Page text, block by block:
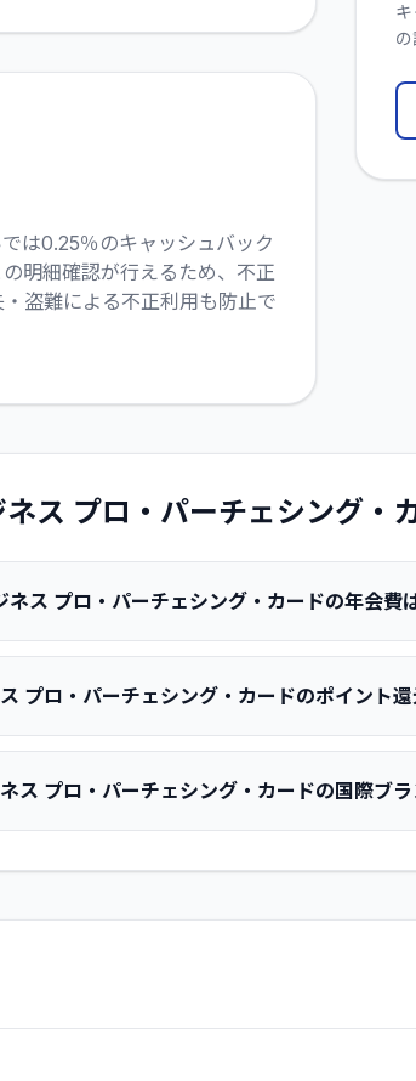
は0.25％のキャッシュバック
明細確認が行えるため、不正
盗難による不正利用も防止で
ス プロ・パーチェシング・
ス プロ・パーチェシング・カードの年会費
プロ・パーチェシング・カードのポイント
ス プロ・パーチェシング・カードの国際ブ